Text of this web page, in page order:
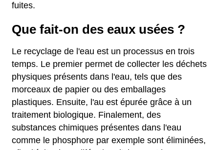
fuites.
Que fait-on des eaux usées ?
Le recyclage de l'eau est un processus en trois
temps. Le premier permet de collecter les déchets
physiques présents dans l'eau, tels que des
morceaux de papier ou des emballages
plastiques. Ensuite, l'au est épurée grâce à un
traitement biologique. Finalement, des
substances chimiques présentes dans l'eau
comme le phosphore par exemple sont éliminées,